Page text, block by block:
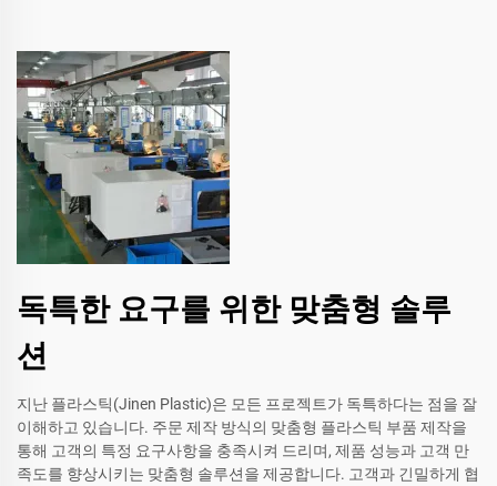
독특한 요구를 위한 맞춤형 솔루
션
지난 플라스틱(Jinen Plastic)은 모든 프로젝트가 독특하다는 점을 잘
이해하고 있습니다. 주문 제작 방식의 맞춤형 플라스틱 부품 제작을
통해 고객의 특정 요구사항을 충족시켜 드리며, 제품 성능과 고객 만
족도를 향상시키는 맞춤형 솔루션을 제공합니다. 고객과 긴밀하게 협